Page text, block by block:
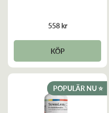
558 kr
KÖP
POPULÄR NU ⭐️